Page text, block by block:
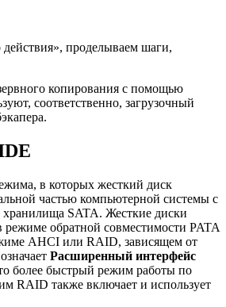
проделываем шаги,
копирования с помощью
соответственно, загрузочный
в которых жесткий диск
частью компьютерной системы с
SATA. Жесткие диски
режиме обратной совместимости PATA
AHCI или RAID, зависящем от
означает Расширенный интерфейс
более быстрый режим работы по
RAID также включает и использует